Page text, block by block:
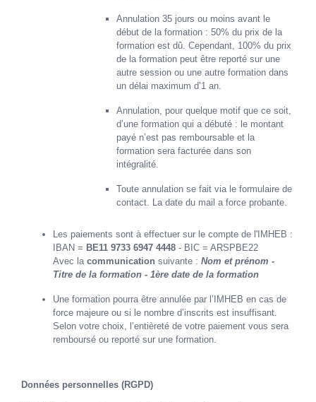
Annulation 35 jours ou moins avant le
début de la formation : 50% du prix de la
formation est dû. Cependant, 100% du prix
de la formation peut être reporté sur une
autre session ou une autre formation dans
un délai maximum d’1 an.
Annulation, pour quelque motif que ce soit,
d’une formation qui a débuté : le montant
payé n’est pas remboursable et la
formation sera facturée dans son
intégralité.
Toute annulation se fait via le formulaire de
contact. La date du mail a force probante.
Les paiements sont à effectuer sur le compte de l'IMHEB :
IBAN = BE11 9733 6947 4448 - BIC = ARSPBE22
Avec la communication suivante : Nom et prénom -
Titre de la formation - 1ère date de la formation
Une formation pourra être annulée par l’IMHEB en cas de
force majeure ou si le nombre d’inscrits est insuffisant.
Selon votre choix, l’entièreté de votre paiement vous sera
remboursé ou reporté sur une formation.
Données personnelles (RGPD)